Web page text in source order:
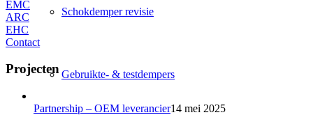
Schokdemper revisie
Gebruikte- & testdempers
EMC
ARC
EHC
Contact
Projecten
Partnership – OEM leverancier14 mei 2025